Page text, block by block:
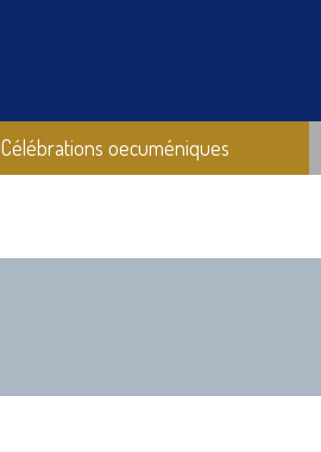
Célébrations oecuméniques